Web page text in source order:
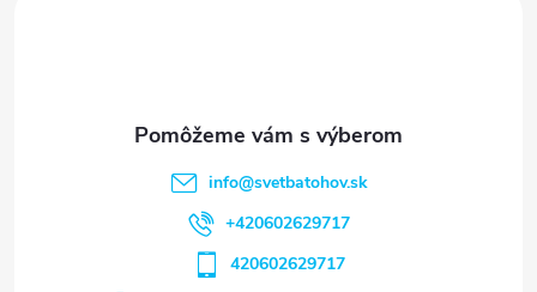
info@svetbatohov.sk
+420602629717
420602629717